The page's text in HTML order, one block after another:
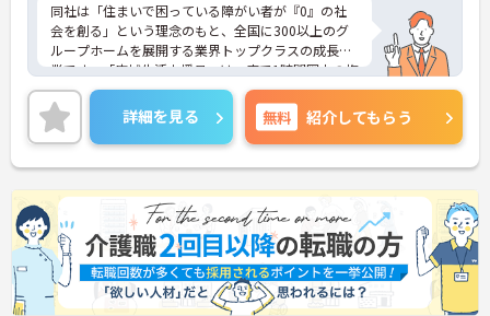
同社は「住まいで困っている障がい者が『0』の社
会を創る」という理念のもと、全国に300以上のグ
ループホームを展開する業界トップクラスの成長企
業です。「広域生活支援員」は、車で1時間圏内の複
数施設を横断的に担当し、現場支援とパートスタッ
フのサポートを行うハイクラスなポジションです。
最新設備とバリアフリーが完備され、スタッフの身
体的負担が少なく、広域手当5万円が付与されるこ
とで高い給与水準を実現しています。年間休日114
日の確保や、献立・レシピの完全標準化による業務
効率化など、ワークライフバランスを保ちながら定
年70歳まで長期的に活躍できる制度が盤石に整って
います。複数施設を経験することで培われるマネジ
メント視点は、将来的なエリアマネージャーへのキ
ャリアアップにも直結しており、最新の環境で専門
性を発揮したいプロフェッショナルの方にお勧めで
詳細を見る 無料 紹介してもらう